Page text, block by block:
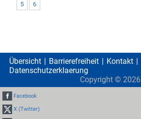
5
6
Übersicht Barrierefreiheit Kontakt
Datenschutzerklaerung
Copyright © 2026
Facebook
X (Twitter)